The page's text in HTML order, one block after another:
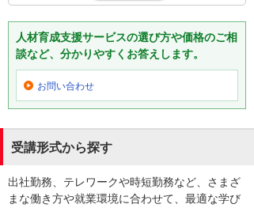
人材育成支援サービスの選び方や価格のご相
談など、分かりやすくお答えします。
お問い合わせ
受講形式から探す
出社勤務、テレワークや時短勤務など、さまざ
まな働き方や就業環境に合わせて、最適な学び